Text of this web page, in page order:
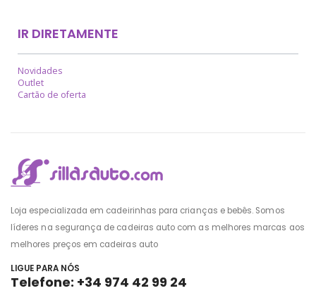
IR DIRETAMENTE
Novidades
Outlet
Cartão de oferta
Loja especializada em cadeirinhas para crianças e bebês. Somos
líderes na segurança de cadeiras auto com as melhores marcas aos
melhores preços em cadeiras auto
LIGUE PARA NÓS
Telefone: +34 974 42 99 24